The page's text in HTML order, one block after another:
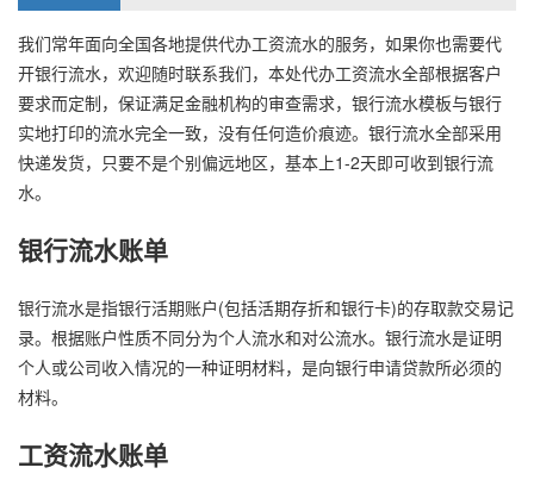
我们常年面向全国各地提供代办工资流水的服务，如果你也需要代
开银行流水，欢迎随时联系我们，本处代办工资流水全部根据客户
要求而定制，保证满足金融机构的审查需求，银行流水模板与银行
实地打印的流水完全一致，没有任何造价痕迹。银行流水全部采用
快递发货，只要不是个别偏远地区，基本上1-2天即可收到银行流
水。
银行流水账单
银行流水是指银行活期账户(包括活期存折和银行卡)的存取款交易记
录。根据账户性质不同分为个人流水和对公流水。银行流水是证明
个人或公司收入情况的一种证明材料，是向银行申请贷款所必须的
材料。
工资流水账单